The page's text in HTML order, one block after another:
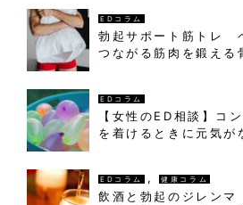
EDコラム
勃起サポート筋トレ
つながる筋肉を鍛える
EDコラム
【女性のED相談】コ
を着けるときに元気が
EDコラム , 健康コラム
飲酒と勃起のジレン